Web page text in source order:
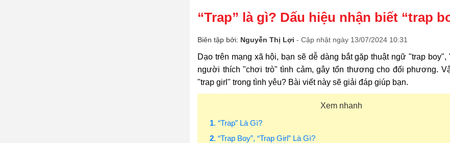
“Trap” là gì? Dấu hiệu nhận biết “trap
Biên tập bởi: Nguyễn Thị Lợi - Cập nhật ngày 13/07/2024 10:31
Dạo trên mạng xã hội, bạn sẽ dễ dàng bắt gặp thuật ngữ "trap
người thích "chơi trò" tình cảm, gây tổn thương cho đối phương.
"trap girl" trong tình yêu? Bài viết này sẽ giải đáp giúp bạn.
Xem nhanh
1. “Trap” Là Gì?
2. “Trap Boy”, “trap Girl” Là Gì?